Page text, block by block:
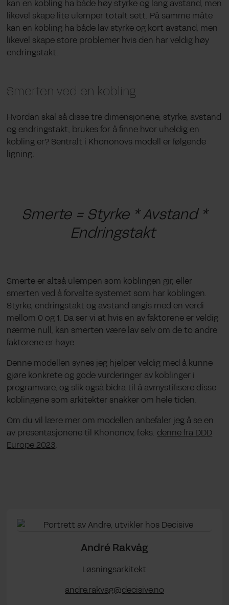
kan en kobling ha både høy styrke og lang avstand, men
likevel skape lite ulemper totalt sett. På samme måte
kan en kobling ha både lav styrke og kort avstand, men
likevel skape store problemer hvis den har veldig høy
endringstakt.
Smerten ved en kobling
Hvordan skal så disse tre dimensjonene, styrke, avstand
og endringstakt, brukes for å finne hvor uheldig en
kobling er? Sentralt i Khononovs modell er følgende
ligning:
Smerte = Styrke * Avstand *
Endringstakt
Smerte er altså ulempen som koblingen gir, eller
smerten ved å forvalte systemet som har koblingen.
Styrke, endringstakt og avstand angis med en verdi
mellom 0 og 1. Da ser vi at hvis en av faktorene er veldig
nærme null, kan smerten være lav selv om de to andre
faktorene er høye.
Denne modellen synes jeg hjelper veldig med å kunne
gjøre konkrete og gode vurderinger av koblinger i
programvare, og slik også bidra til å avmystifisere disse
koblingene som arkitekter snakker om hele tiden.
Om du vil lære mer om modellen anbefaler jeg å se en
av presentasjonene til Khononov, f.eks. denne fra DDD
Europe 2023.
André Rakvåg
Løsningsarkitekt
andre.rakvag@decisive.no